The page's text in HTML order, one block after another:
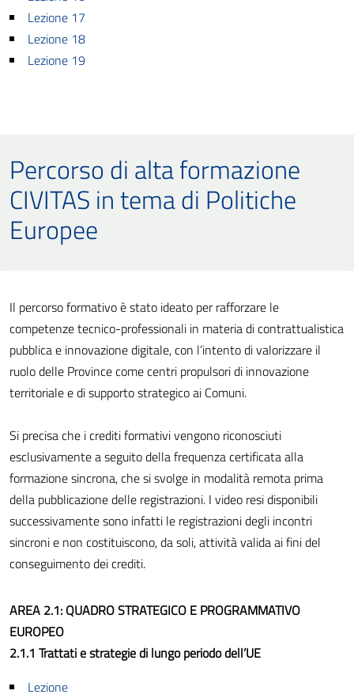
Lezione 17
Lezione 18
Lezione 19
Percorso di alta formazione
CIVITAS in tema di Politiche
Europee
Il percorso formativo è stato ideato per rafforzare le
competenze tecnico-professionali in materia di contrattualistica
pubblica e innovazione digitale, con l’intento di valorizzare il
ruolo delle Province come centri propulsori di innovazione
territoriale e di supporto strategico ai Comuni.
Si precisa che i crediti formativi vengono riconosciuti
esclusivamente a seguito della frequenza certificata alla
formazione sincrona, che si svolge in modalità remota prima
della pubblicazione delle registrazioni. I video resi disponibili
successivamente sono infatti le registrazioni degli incontri
sincroni e non costituiscono, da soli, attività valida ai fini del
conseguimento dei crediti.
AREA 2.1: QUADRO STRATEGICO E PROGRAMMATIVO
EUROPEO
2.1.1 Trattati e strategie di lungo periodo dell’UE
Lezione